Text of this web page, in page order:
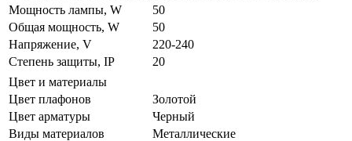
Мощность лампы, W
50
Общая мощность, W
50
Напряжение, V
220-240
Степень защиты, IP
20
Цвет и материалы
Цвет плафонов
Золотой
Цвет арматуры
Черный
Виды материалов
Металлические